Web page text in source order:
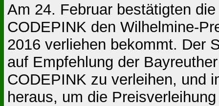
Am 24. Februar bestätigten
CODEPINK den Wilhelmine-
2016 verliehen bekommt. Der
auf Empfehlung der
CODEPINK zu verleihen, und
heraus, um die